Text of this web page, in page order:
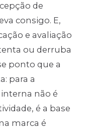
de
consigo. E,
e avaliação
ou derruba
ponto que a
para a
não é
é a base
marca é